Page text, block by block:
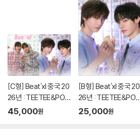
[C형] Beat'xl 중국 20
26년 : TEETEE&POR
띠띠뻐 커버 (A형 잡지
45,000원
[B형] Beat'xl 중국 20
26년 : TEETEE&POR
띠띠뻐 커버 (B형 잡지
25,000원